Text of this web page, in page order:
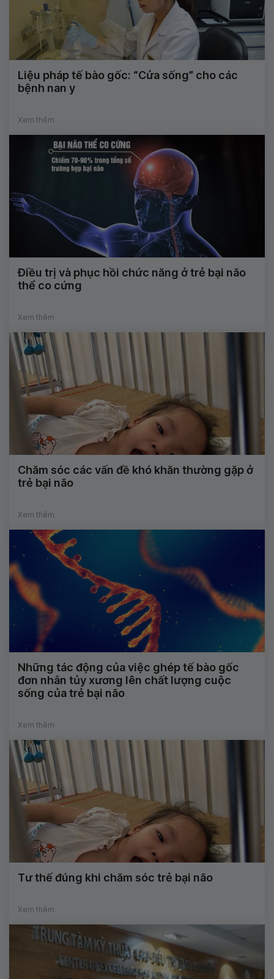
Liệu pháp tế bào gốc: “Cửa sống” cho các
bệnh nan y
Xem thêm
Điều trị và phục hồi chức năng ở trẻ bại não
thể co cứng
Xem thêm
Chăm sóc các vấn đề khó khăn thường gặp ở
trẻ bại não
Xem thêm
Những tác động của việc ghép tế bào gốc
đơn nhân tủy xương lên chất lượng cuộc
sống của trẻ bại não
Xem thêm
Tư thế đúng khi chăm sóc trẻ bại não
Xem thêm